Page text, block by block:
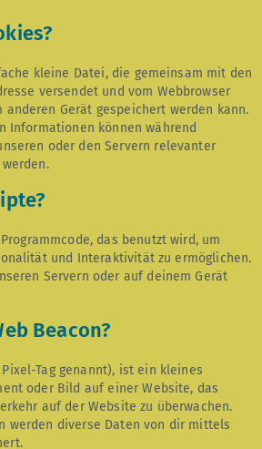
kleine Datei, die gemeinsam mit den
versendet und vom Webbrowser
anderen Gerät gespeichert werden kann.
Informationen können während
oder den Servern relevanter
das benutzt wird, um
und Interaktivität zu ermöglichen.
Servern oder auf deinem Gerät
Beacon?
Tag genannt), ist ein kleines
oder Bild auf einer Website, das
auf der Website zu überwachen.
werden diverse Daten von dir mittels